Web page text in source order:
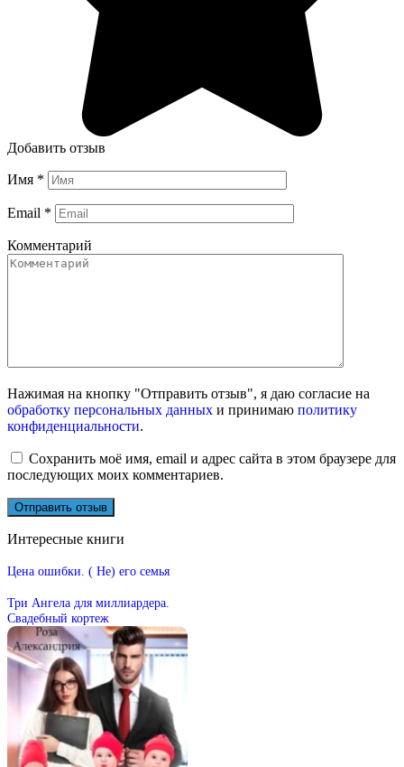
Добавить отзыв
Имя *
Email *
Комментарий
Нажимая на кнопку "Отправить отзыв", я даю согласие на
обработку персональных данных и принимаю политику
конфиденциальности.
Сохранить моё имя, email и адрес сайта в этом браузере для
последующих моих комментариев.
Интересные книги
Цена ошибки. ( Не) его семья
Три Ангела для миллиардера.
Свадебный кортеж